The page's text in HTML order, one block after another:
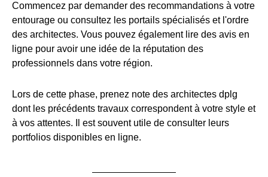
Commencez par demander des recommandations à votre
entourage ou consultez les portails spécialisés et l'ordre
des architectes. Vous pouvez également lire des avis en
ligne pour avoir une idée de la réputation des
professionnels dans votre région.
Lors de cette phase, prenez note des architectes dplg
dont les précédents travaux correspondent à votre style et
à vos attentes. Il est souvent utile de consulter leurs
portfolios disponibles en ligne.